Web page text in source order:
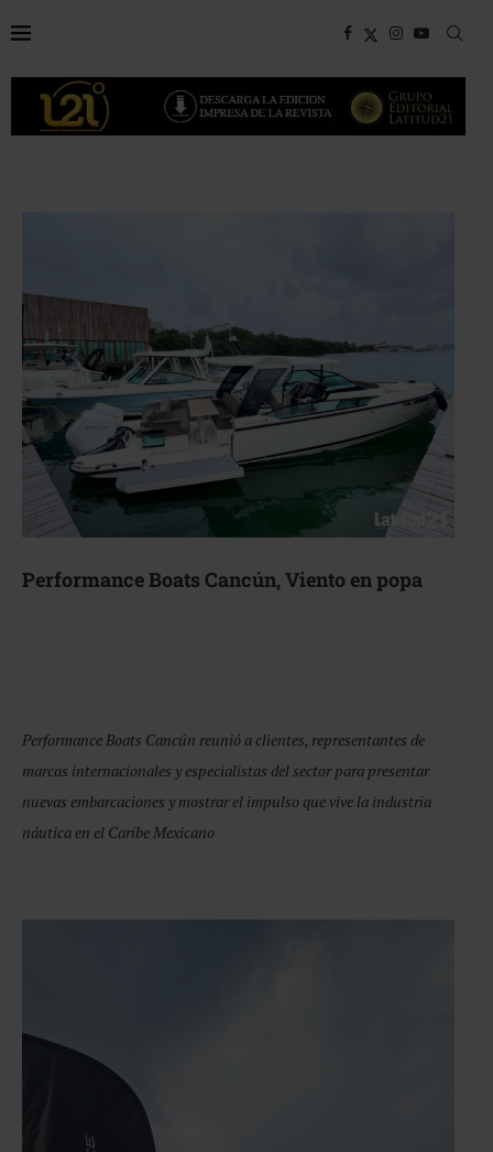
Performance Boats Cancún, Viento en popa
Performance Boats Cancún reunió a clientes, representantes de
marcas internacionales y especialistas del sector para presentar
nuevas embarcaciones y mostrar el impulso que vive la industria
náutica en el Caribe Mexicano